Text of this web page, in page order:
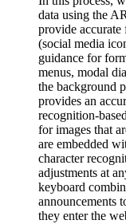
data using the
provide accurate
(social media
guidance for
menus, modal
the background
provides an
recognition-
for images that
are embedded
character
adjustments at
keyboard
announcements
they enter the